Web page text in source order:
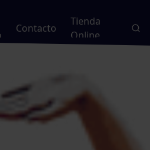
Contacto
Tienda
Online